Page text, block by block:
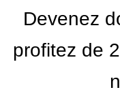
Devenez
profitez de